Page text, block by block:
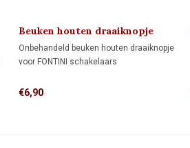
Beuken houten draaiknopje
'klassiek' 1910
Onbehandeld beuken houten draaiknopje
voor FONTINI schakelaars
€6,90